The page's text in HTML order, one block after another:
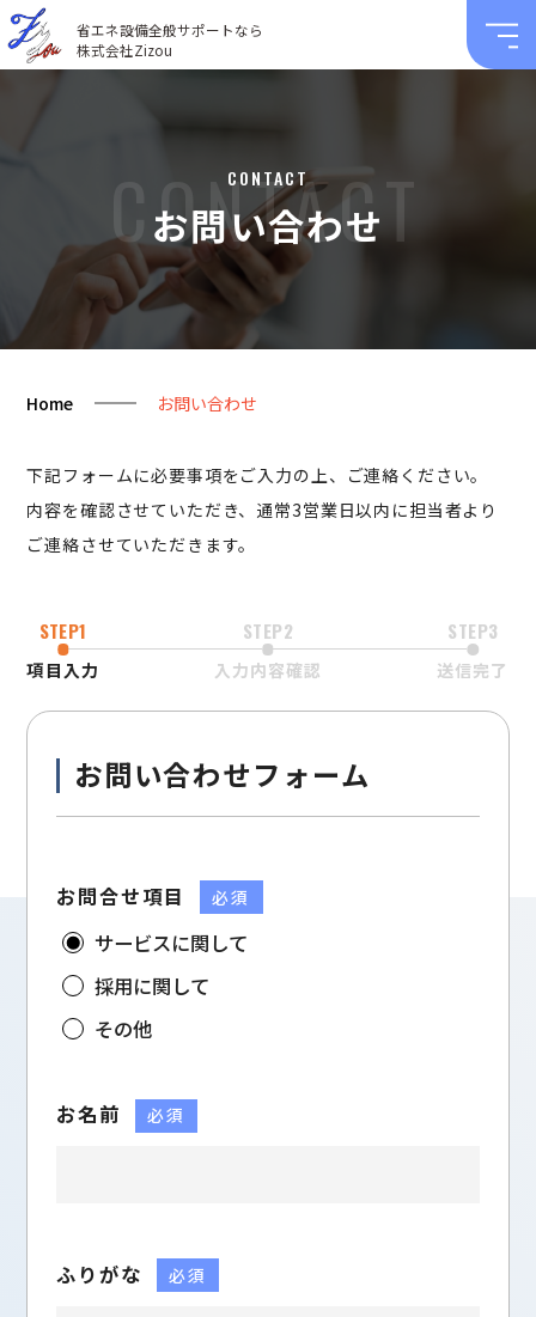
省エネ設備全般サポートなら
株式会社Zizou
CONTACT
CONTACT
お問い合わせ
Home お問い合わせ
下記フォームに必要事項をご入力の上、ご連絡ください。
内容を確認させていただき、通常3営業日以内に担当者より
ご連絡させていただきます。
STEP1
項目入力
STEP2
入力内容確認
STEP3
送信完了
お問い合わせフォーム
お問合せ項目 必須
サービスに関して
採用に関して
その他
お名前 必須
ふりがな 必須